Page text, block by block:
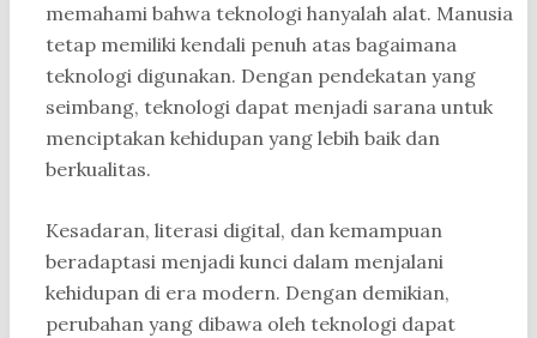
memahami bahwa teknologi hanyalah alat. Manusia
tetap memiliki kendali penuh atas bagaimana
teknologi digunakan. Dengan pendekatan yang
seimbang, teknologi dapat menjadi sarana untuk
menciptakan kehidupan yang lebih baik dan
berkualitas.
Kesadaran, literasi digital, dan kemampuan
beradaptasi menjadi kunci dalam menjalani
kehidupan di era modern. Dengan demikian,
perubahan yang dibawa oleh teknologi dapat